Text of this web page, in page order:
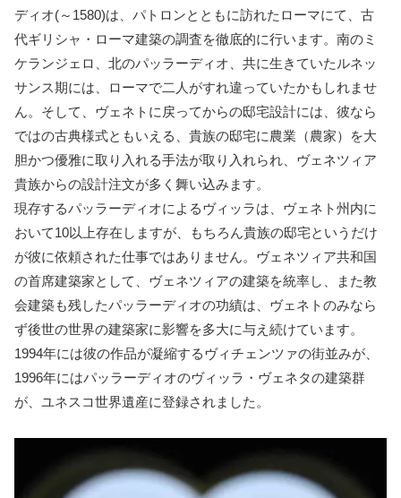
ディオ(～1580)は、パトロンとともに訪れたローマにて、古
代ギリシャ・ローマ建築の調査を徹底的に行います。南のミ
ケランジェロ、北のパッラーディオ、共に生きていたルネッ
サンス期には、ローマで二人がすれ違っていたかもしれませ
ん。そして、ヴェネトに戻ってからの邸宅設計には、彼なら
ではの古典様式ともいえる、貴族の邸宅に農業（農家）を大
胆かつ優雅に取り入れる手法が取り入れられ、ヴェネツィア
貴族からの設計注文が多く舞い込みます。
現存するパッラーディオによるヴィッラは、ヴェネト州内に
おいて10以上存在しますが、もちろん貴族の邸宅というだけ
が彼に依頼された仕事ではありません。ヴェネツィア共和国
の首席建築家として、ヴェネツィアの建築を統率し、また教
会建築も残したパッラーディオの功績は、ヴェネトのみなら
ず後世の世界の建築家に影響を多大に与え続けています。
1994年には彼の作品が凝縮するヴィチェンツァの街並みが、
1996年にはパッラーディオのヴィッラ・ヴェネタの建築群
が、ユネスコ世界遺産に登録されました。